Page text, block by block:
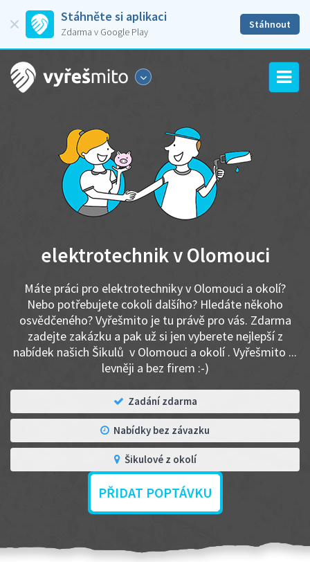
Stáhněte si aplikaci
Zdarma v Google Play
Stáhnout
elektrotechnik v Olomouci
Máte práci pro elektrotechniky v Olomouci a okolí?
Nebo potřebujete cokoli dalšího? Hledáte někoho
osvědčeného? Vyřešmito je tu právě pro vás. Zdarma
zadejte zakázku a pak už si jen vyberete nejlepší z
nabídek našich Šikulů v Olomouci a okolí . Vyřešmito ...
levněji a bez firem :-)
Zadání zdarma
Nabídky bez závazku
Šikulové z okolí
PŘIDAT POPTÁVKU